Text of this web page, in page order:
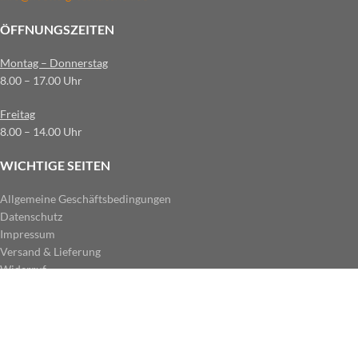
ÖFFNUNGSZEITEN
Montag – Donnerstag
8.00 – 17.00 Uhr
Freitag
8.00 – 14.00 Uhr
WICHTIGE SEITEN
Allgemeine Geschäftsbedingungen
Datenschutz
Impressum
Versand & Lieferung
Widerruf